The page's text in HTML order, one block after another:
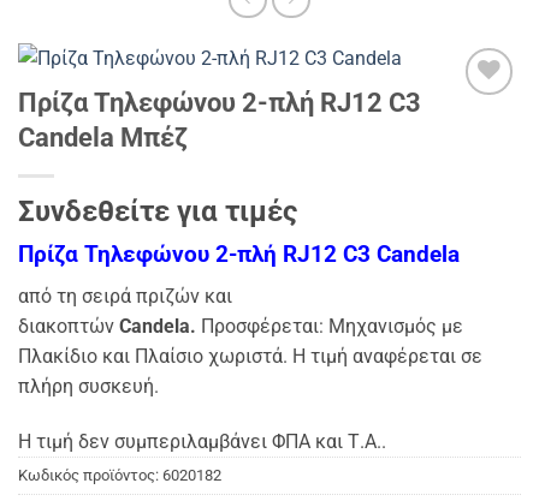
Πρίζα Τηλεφώνου 2-πλή RJ12 C3
Candela Μπέζ
Συνδεθείτε για τιμές
Πρίζα Τηλεφώνου 2-πλή RJ12 C3 Candela
από τη σειρά πριζών και
διακοπτών Candela. Προσφέρεται: Μηχανισμός με
Πλακίδιο και Πλαίσιο χωριστά. Η τιμή αναφέρεται σε
πλήρη συσκευή.
Η τιμή δεν συμπεριλαμβάνει ΦΠΑ και Τ.Α..
Κωδικός προϊόντος: 6020182